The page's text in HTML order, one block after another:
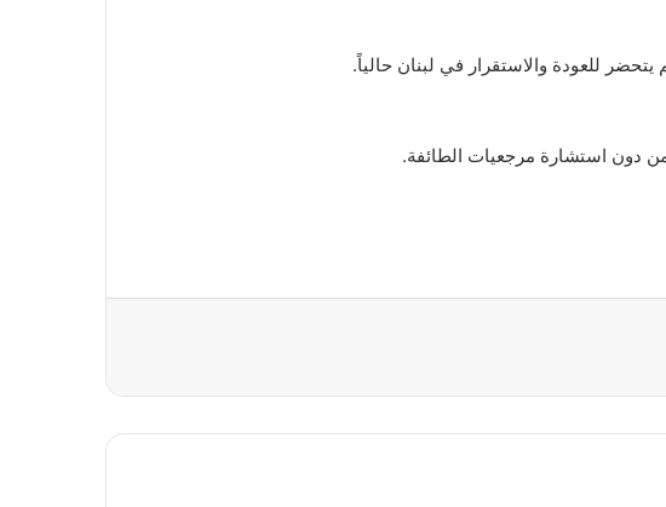
للعودة والاستقرار في لبنان حالياً.
دون استشارة مرجعيات الطائفة.